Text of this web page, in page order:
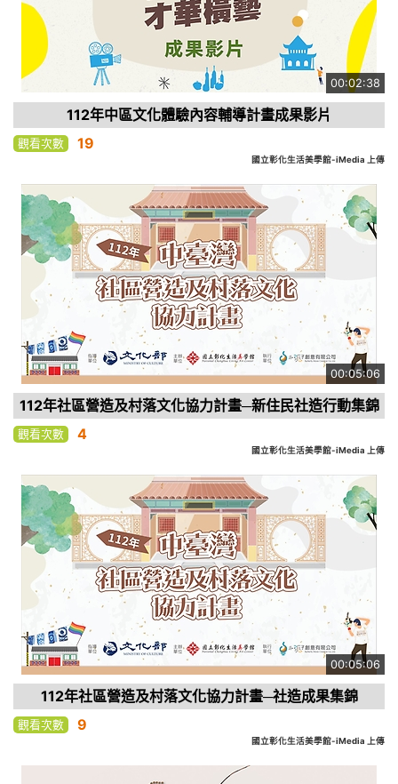
00:02:38
112年中區文化體驗內容輔導計畫成果影片
觀看次數 19
國立彰化生活美學館-iMedia 上傳
00:05:06
112年社區營造及村落文化協力計畫─新住民社造行動集錦
觀看次數 4
國立彰化生活美學館-iMedia 上傳
00:05:06
112年社區營造及村落文化協力計畫─社造成果集錦
觀看次數 9
國立彰化生活美學館-iMedia 上傳